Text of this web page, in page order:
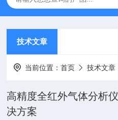
技术文章
当前位置：首页 技术文章
高精度全红外气体分析
决方案